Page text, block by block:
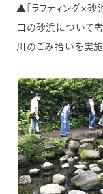
▲「ラフティング×砂
口の砂浜について
川のごみ拾いを実